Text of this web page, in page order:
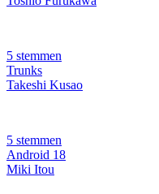
5 stemmen
Trunks
Takeshi Kusao
5 stemmen
Android 18
Miki Itou